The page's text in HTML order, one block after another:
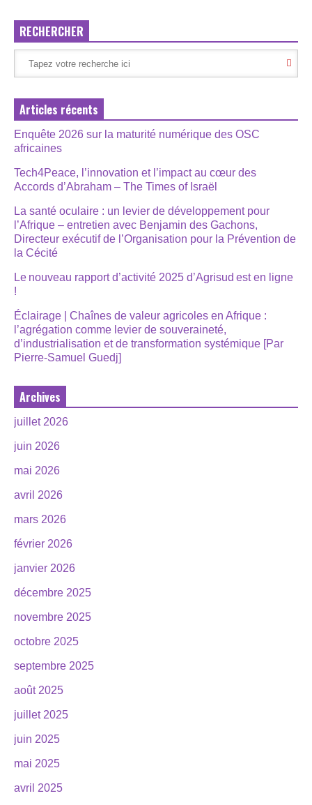
RECHERCHER
Articles récents
Enquête 2026 sur la maturité numérique des OSC
africaines
Tech4Peace, l’innovation et l’impact au cœur des
Accords d’Abraham – The Times of Israël
La santé oculaire : un levier de développement pour
l’Afrique – entretien avec Benjamin des Gachons,
Directeur exécutif de l’Organisation pour la Prévention de
la Cécité
Le nouveau rapport d’activité 2025 d’Agrisud est en ligne
!
Éclairage | Chaînes de valeur agricoles en Afrique :
l’agrégation comme levier de souveraineté,
d’industrialisation et de transformation systémique [Par
Pierre-Samuel Guedj]
Archives
juillet 2026
juin 2026
mai 2026
avril 2026
mars 2026
février 2026
janvier 2026
décembre 2025
novembre 2025
octobre 2025
septembre 2025
août 2025
juillet 2025
juin 2025
mai 2025
avril 2025